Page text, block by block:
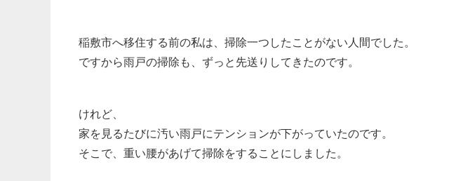
稲敷市へ移住する前の私は、掃除一つしたことがない人間でした。
ですから雨戸の掃除も、ずっと先送りしてきたのです。
けれど、
家を見るたびに汚い雨戸にテンションが下がっていたのです。
そこで、重い腰があげて掃除をすることにしました。